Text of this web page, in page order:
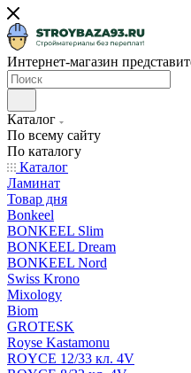
Интернет-магазин
Каталог
По всему сайту
По каталогу
Каталог
Ламинат
Товар дня
Bonkeel
BONKEEL Slim
BONKEEL Dream
BONKEEL Nord
Swiss Krono
Mixology
Biom
GROTESK
Royse Kastamonu
ROYCE 12/33 кл. 4V